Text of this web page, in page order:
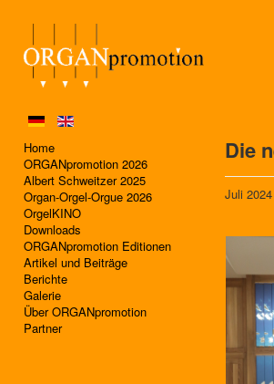
Home
ORGANpromotion 2026
Albert Schweitzer 2025
Organ-Orgel-Orgue 2026
OrgelKINO
Downloads
ORGANpromotion Editionen
Artikel und Beiträge
Berichte
Galerie
Über ORGANpromotion
Partner
Die
Juli 2024